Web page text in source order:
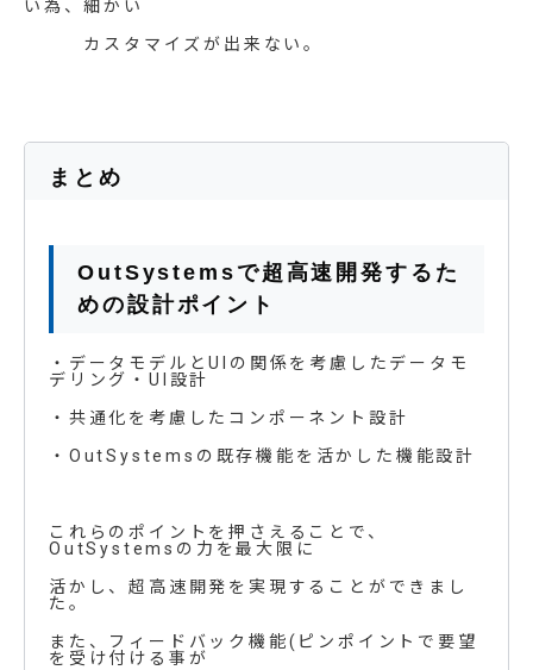
い為、細かい
カスタマイズが出来ない。
まとめ
OutSystemsで超高速開発するた
めの設計ポイント
・データモデルとUIの関係を考慮したデータモ
デリング・UI設計
・共通化を考慮したコンポーネント設計
・OutSystemsの既存機能を活かした機能設計
これらのポイントを押さえることで、
OutSystemsの力を最大限に
活かし、超高速開発を実現することができまし
た。
また、フィードバック機能(ピンポイントで要望
を受け付ける事が